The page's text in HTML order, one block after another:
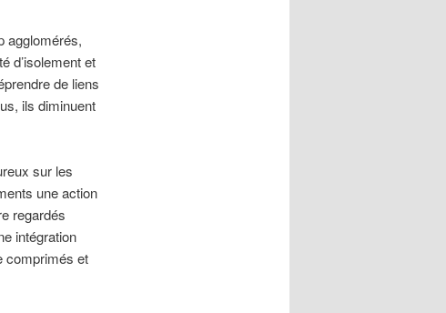
agglomérés,
d’isolement et
de liens
ils diminuent
sur les
une action
regardés
intégration
comprimés et